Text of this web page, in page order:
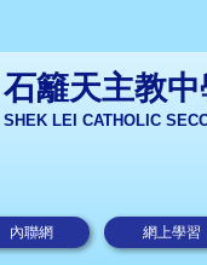
石籬天主教中
SHEK LEI CATHOLIC
內聯網 網上學習